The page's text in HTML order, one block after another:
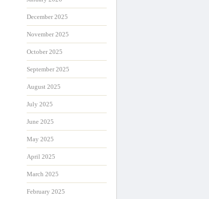
December 2025
November 2025
October 2025
September 2025
August 2025
July 2025
June 2025
May 2025
April 2025
March 2025
February 2025